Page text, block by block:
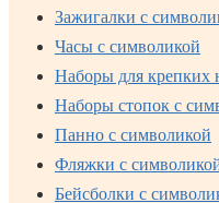
Зажигалки с
Часы с символикой
Наборы для крепких
Наборы стопок с
Панно с символикой
Фляжки с
Бейсболки с